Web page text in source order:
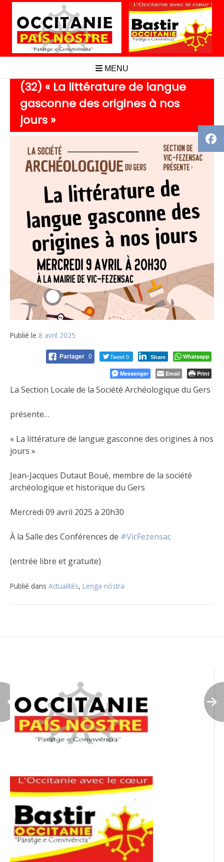
Aller
contenu
MENU
(32) « La littérature de langue
gasconne des origines à nos
jours »
Publié le 8 avril 2025
Partager 0 Tweet 0 Share Whatsapp
Messenger Email Print
La Section Locale de la Société Archéologique du Gers
présente…
« La littérature de langue gasconne des origines à nos
jours »
Jean-Jacques Dutaut Boué, membre de la société
archéologique et historique du Gers
Mercredi 09 avril 2025 à 20h30
À la Salle des Conférences de #VicFezensac
(entrée libre et gratuite)
Publié dans Actualités, Lenga nòstra